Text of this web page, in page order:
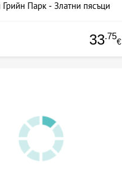
Грийн Парк - Златни пясъци
33.75
€